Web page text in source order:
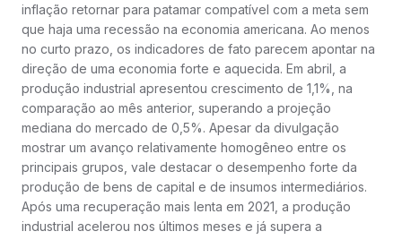
inflação retornar para patamar compatível com a meta sem
que haja uma recessão na economia americana. Ao menos
no curto prazo, os indicadores de fato parecem apontar na
direção de uma economia forte e aquecida. Em abril, a
produção industrial apresentou crescimento de 1,1%, na
comparação ao mês anterior, superando a projeção
mediana do mercado de 0,5%. Apesar da divulgação
mostrar um avanço relativamente homogêneo entre os
principais grupos, vale destacar o desempenho forte da
produção de bens de capital e de insumos intermediários.
Após uma recuperação mais lenta em 2021, a produção
industrial acelerou nos últimos meses e já supera a